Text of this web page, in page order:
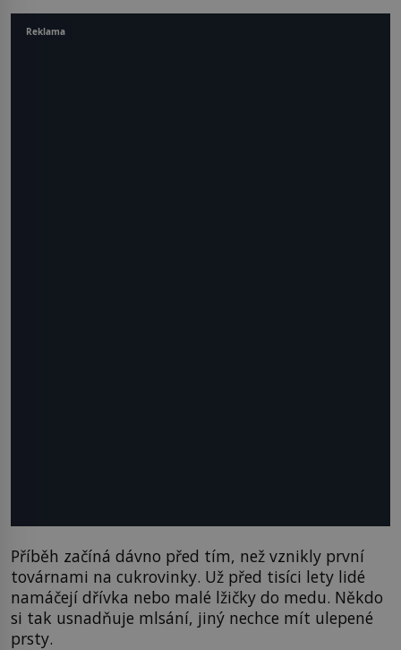
Příběh začíná dávno před tím, než vznikly první
továrnami na cukrovinky. Už před tisíci lety lidé
namáčejí dřívka nebo malé lžičky do medu. Někdo
si tak usnadňuje mlsání, jiný nechce mít ulepené
prsty.
Reklama